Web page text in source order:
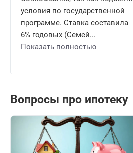
условия по государственной
программе. Ставка составила
6% годовых (Семей...
Показать полностью
Вопросы про ипотеку